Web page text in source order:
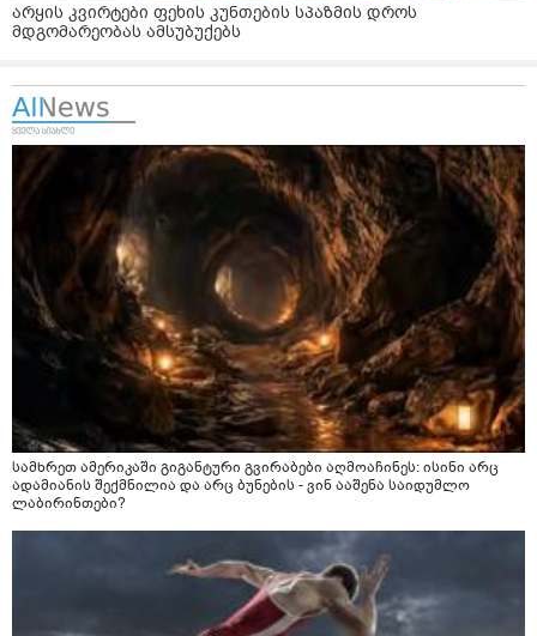
არყის კვირტები ფეხის კუნთების სპაზმის დროს
მდგომარეობას ამსუბუქებს
სამხრეთ ამერიკაში გიგანტური გვირაბები აღმოაჩინეს: ისინი არც
ადამიანის შექმნილია და არც ბუნების - ვინ ააშენა საიდუმლო
ლაბირინთები?